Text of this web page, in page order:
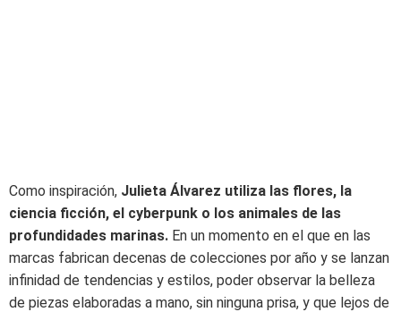
Como inspiración, Julieta Álvarez utiliza las flores, la
ciencia ficción, el cyberpunk o los animales de las
profundidades marinas. En un momento en el que en las
marcas fabrican decenas de colecciones por año y se lanzan
infinidad de tendencias y estilos, poder observar la belleza
de piezas elaboradas a mano, sin ninguna prisa, y que lejos de